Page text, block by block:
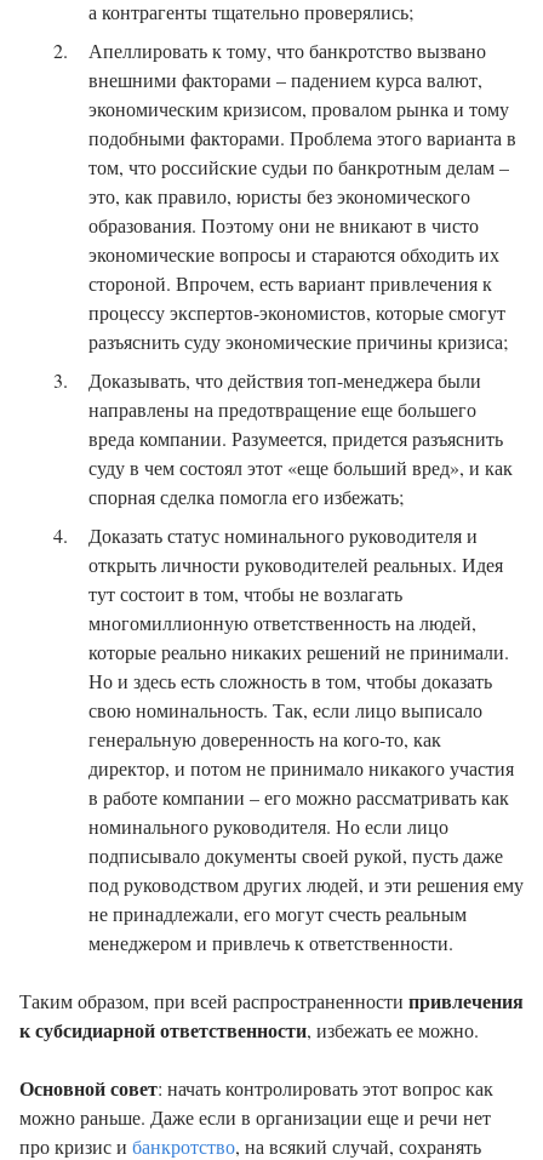
а контрагенты тщательно проверялись;
Апеллировать к тому, что банкротство вызвано
внешними факторами – падением курса валют,
экономическим кризисом, провалом рынка и тому
подобными факторами. Проблема этого варианта в
том, что российские судьи по банкротным делам –
это, как правило, юристы без экономического
образования. Поэтому они не вникают в чисто
экономические вопросы и стараются обходить их
стороной. Впрочем, есть вариант привлечения к
процессу экспертов-экономистов, которые смогут
разъяснить суду экономические причины кризиса;
Доказывать, что действия топ-менеджера были
направлены на предотвращение еще большего
вреда компании. Разумеется, придется разъяснить
суду в чем состоял этот «еще больший вред», и как
спорная сделка помогла его избежать;
Доказать статус номинального руководителя и
открыть личности руководителей реальных. Идея
тут состоит в том, чтобы не возлагать
многомиллионную ответственность на людей,
которые реально никаких решений не принимали.
Но и здесь есть сложность в том, чтобы доказать
свою номинальность. Так, если лицо выписало
генеральную доверенность на кого-то, как
директор, и потом не принимало никакого участия
в работе компании – его можно рассматривать как
номинального руководителя. Но если лицо
подписывало документы своей рукой, пусть даже
под руководством других людей, и эти решения ему
не принадлежали, его могут счесть реальным
менеджером и привлечь к ответственности.
Таким образом, при всей распространенности привлечения
к субсидиарной ответственности, избежать ее можно.
Основной совет: начать контролировать этот вопрос как
можно раньше. Даже если в организации еще и речи нет
про кризис и банкротство, на всякий случай, сохранять